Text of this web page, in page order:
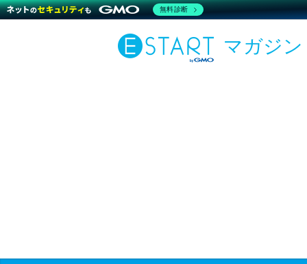
マガジン
無料診断